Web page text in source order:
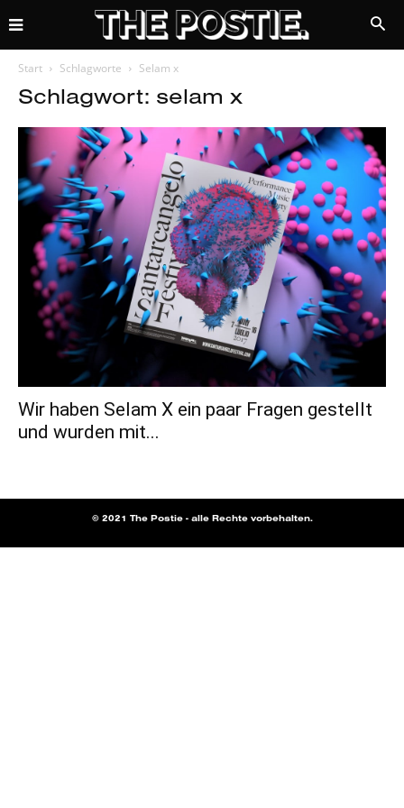
Start Schlagworte Selam x
Schlagwort: selam x
Wir haben Selam X ein paar Fragen gestellt
und wurden mit...
© 2021 The Postie - alle Rechte vorbehalten.